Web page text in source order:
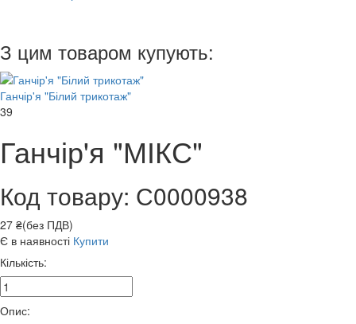
З цим товаром купують:
Ганчір'я "Білий трикотаж"
39
Ганчір'я "МІКС"
Код товару: С0000938
27 ₴(без ПДВ)
Є в наявності Купити
Кількість:
Опис: